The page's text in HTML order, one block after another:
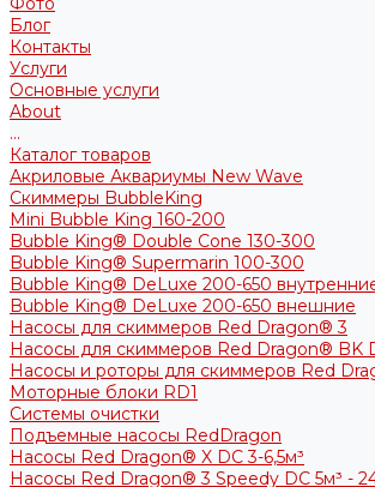
Блог
Контакты
Услуги
Основные услуги
About
...
Каталог товаров
Акриловые Аквариумы New Wave
Скиммеры BubbleKing
Mini Bubble King 160-200
Bubble King® Double Cone 130-300
Bubble King® Supermarin 100-300
Bubble King® DeLuxe 200-650
Bubble King® DeLuxe 200-650 внешние
Насосы для скиммеров Red Dragon® 3
Насосы для скиммеров Red Dragon® BK
Насосы и роторы для скиммеров Red
Моторные блоки RD1
Системы очистки
Подъемные насосы RedDragon
Насосы Red Dragon® X DC 3-6,5м³
Насосы Red Dragon® 3 Speedy DC 5м³ -